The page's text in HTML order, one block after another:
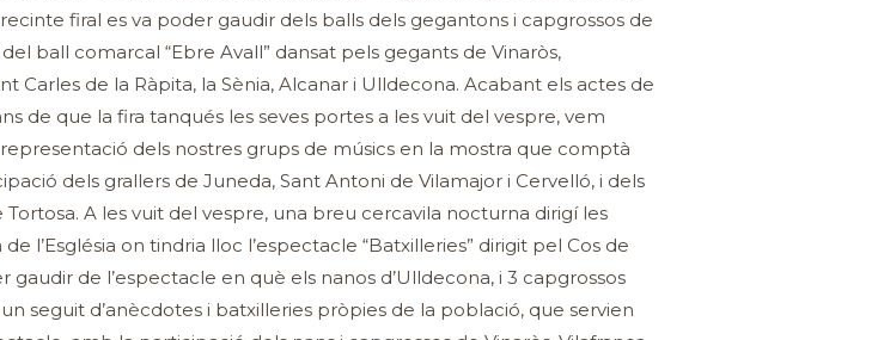
firal es va poder gaudir dels balls dels gegantons i capgrossos de
del ball comarcal “Ebre Avall” dansat pels gegants de Vinaròs,
Carles de la Ràpita, la Sènia, Alcanar i Ulldecona. Acabant els actes de
de que la fira tanqués les seves portes a les vuit del vespre, vem
representació dels nostres grups de músics en la mostra que comptà
dels grallers de Juneda, Sant Antoni de Vilamajor i Cervelló, i dels
Tortosa. A les vuit del vespre, una breu cercavila nocturna dirigí les
l’Església on tindria lloc l’espectacle “Batxilleries” dirigit pel Cos de
gaudir de l’espectacle en què els nanos d’Ulldecona, i 3 capgrossos
seguit d’anècdotes i batxilleries pròpies de la població, que servien